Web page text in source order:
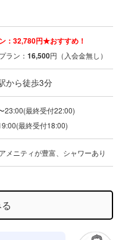
：32,780円★おすすめ！
ラン： 16,500円（入会金無し）
から徒歩3分
23:00(最終受付22:00)
最終受付18:00)
メニティが豊富、シャワーあり